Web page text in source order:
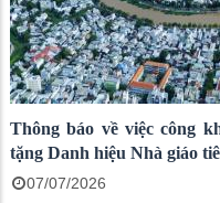
Thông báo về việc công
tặng Danh hiệu Nhà giáo
07/07/2026